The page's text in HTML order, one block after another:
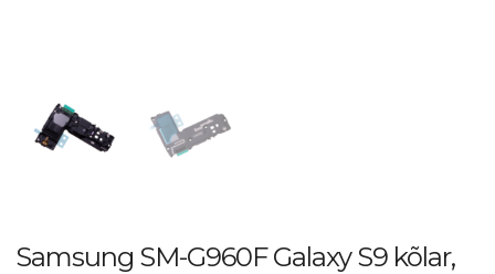
Samsung SM-G960F Galaxy S9 kõlar,